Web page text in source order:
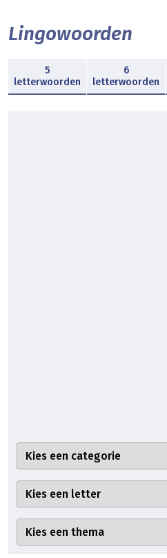
Lingowoorden
5
letterwoorden
6
letterwoorden